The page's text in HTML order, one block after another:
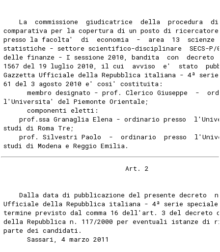
La  commissione  giudicatrice  della  procedura
comparativa per la copertura di un posto di
presso la facolta'  di  economia  -  area  13  scienze
statistiche - settore scientifico-disciplinare  SECS-P/
delle finanze - I sessione 2010, bandita  con
1567 del 19 luglio 2010, il cui  avviso  e'  stato
Gazzetta Ufficiale della Repubblica italiana - 4ª
61 del 3 agosto 2010 e' cosi' costituita:
membro designato - prof. Clerico Giuseppe  -
l'Universita' del Piemonte Orientale;
      componenti eletti:
prof.ssa Granaglia Elena - ordinario presso
studi di Roma Tre;
prof. Silvestri Paolo  -  ordinario  presso
studi di Modena e Reggio Emilia.
                               Art. 2
Dalla data di pubblicazione del presente decreto
Ufficiale della Repubblica italiana - 4ª serie
termine previsto dal comma 16 dell'art. 3 del decreto
della Repubblica n. 117/2000 per eventuali istanze di
parte dei candidati.
      Sassari, 4 marzo 2011